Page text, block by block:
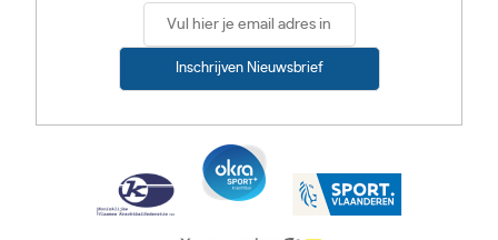
Inschrijven Nieuwsbrief